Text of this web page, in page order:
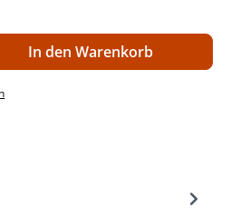
den gewünschten
In den Warenkorb